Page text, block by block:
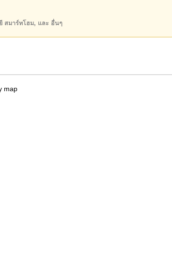
ษณาเป็นราคาสำหรับสัญญาเช่า 1 ปี และต้องวาง
ษัท
!
สมาร์ทโฮม, และ อื่นๆ